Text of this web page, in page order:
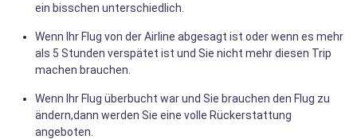
ein bisschen unterschiedlich.
Wenn Ihr Flug von der Airline abgesagt ist oder wenn es mehr
als 5 Stunden verspätet ist und Sie nicht mehr diesen Trip
machen brauchen.
Wenn Ihr Flug überbucht war und Sie brauchen den Flug zu
ändern,dann werden Sie eine volle Rückerstattung
angeboten.